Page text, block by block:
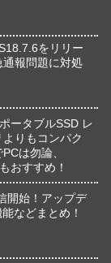
をリリー
通報問題に対処
ータブルSSD レ
りもコンパク
は勿論、
おすすめ！
開始！アップデ
などまとめ！